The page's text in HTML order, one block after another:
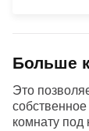
Больше
Это
комнату под